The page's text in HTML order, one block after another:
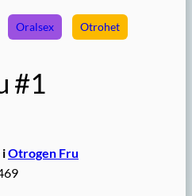
Oralsex Otrohet
#1
iOtrogen Fru